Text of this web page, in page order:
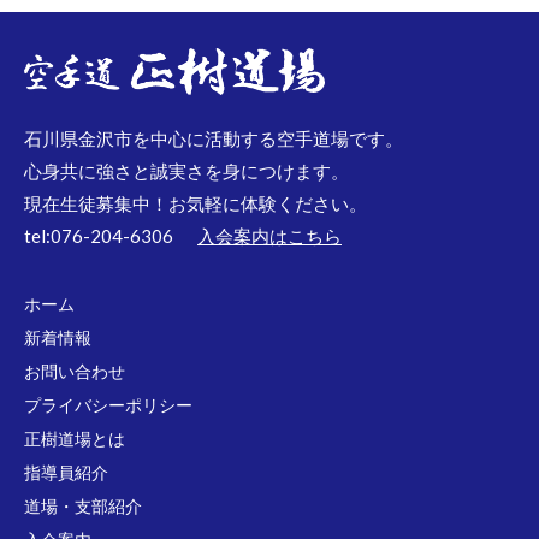
石川県金沢市を中心に活動する空手道場です。
心身共に強さと誠実さを身につけます。
現在生徒募集中！お気軽に体験ください。
tel:076-204-6306
入会案内はこちら
ホーム
新着情報
お問い合わせ
プライバシーポリシー
正樹道場とは
指導員紹介
道場・支部紹介